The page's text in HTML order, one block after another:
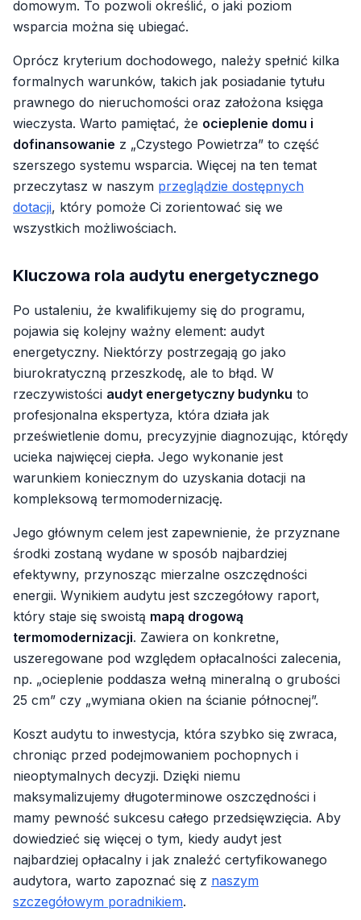
domowym. To pozwoli określić, o jaki poziom
wsparcia można się ubiegać.
Oprócz kryterium dochodowego, należy spełnić kilka
formalnych warunków, takich jak posiadanie tytułu
prawnego do nieruchomości oraz założona księga
wieczysta. Warto pamiętać, że ocieplenie domu i
dofinansowanie z „Czystego Powietrza” to część
szerszego systemu wsparcia. Więcej na ten temat
przeczytasz w naszym przeglądzie dostępnych
dotacji, który pomoże Ci zorientować się we
wszystkich możliwościach.
Kluczowa rola audytu energetycznego
Po ustaleniu, że kwalifikujemy się do programu,
pojawia się kolejny ważny element: audyt
energetyczny. Niektórzy postrzegają go jako
biurokratyczną przeszkodę, ale to błąd. W
rzeczywistości audyt energetyczny budynku to
profesjonalna ekspertyza, która działa jak
prześwietlenie domu, precyzyjnie diagnozując, którędy
ucieka najwięcej ciepła. Jego wykonanie jest
warunkiem koniecznym do uzyskania dotacji na
kompleksową termomodernizację.
Jego głównym celem jest zapewnienie, że przyznane
środki zostaną wydane w sposób najbardziej
efektywny, przynosząc mierzalne oszczędności
energii. Wynikiem audytu jest szczegółowy raport,
który staje się swoistą mapą drogową
termomodernizacji. Zawiera on konkretne,
uszeregowane pod względem opłacalności zalecenia,
np. „ocieplenie poddasza wełną mineralną o grubości
25 cm” czy „wymiana okien na ścianie północnej”.
Koszt audytu to inwestycja, która szybko się zwraca,
chroniąc przed podejmowaniem pochopnych i
nieoptymalnych decyzji. Dzięki niemu
maksymalizujemy długoterminowe oszczędności i
mamy pewność sukcesu całego przedsięwzięcia. Aby
dowiedzieć się więcej o tym, kiedy audyt jest
najbardziej opłacalny i jak znaleźć certyfikowanego
audytora, warto zapoznać się z naszym
szczegółowym poradnikiem.